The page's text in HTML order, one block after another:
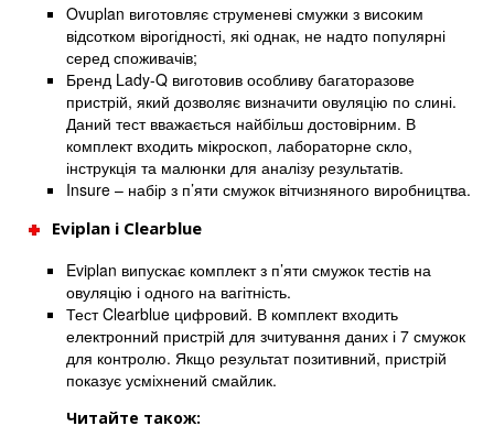
Ovuplan виготовляє струменеві смужки з високим
відсотком вірогідності, які однак, не надто популярні
серед споживачів;
Бренд Lady-Q виготовив особливу багаторазове
пристрій, який дозволяє визначити овуляцію по слині.
Даний тест вважається найбільш достовірним. В
комплект входить мікроскоп, лабораторне скло,
інструкція та малюнки для аналізу результатів.
Insure – набір з п’яти смужок вітчизняного виробництва.
Eviplan і Clearblue
Eviplan випускає комплект з п’яти смужок тестів на
овуляцію і одного на вагітність.
Тест Clearblue цифровий. В комплект входить
електронний пристрій для зчитування даних і 7 смужок
для контролю. Якщо результат позитивний, пристрій
показує усміхнений смайлик.
Читайте також: